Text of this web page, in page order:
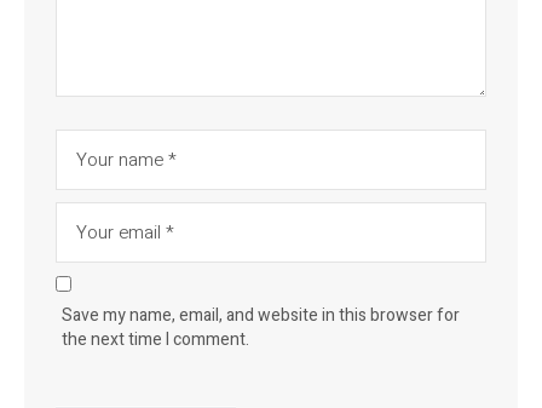
Save my name, email, and website in this browser for
the next time I comment.